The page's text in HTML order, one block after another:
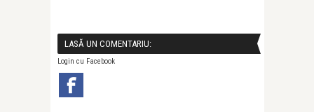
LASĂ UN COMENTARIU:
Login cu Facebook